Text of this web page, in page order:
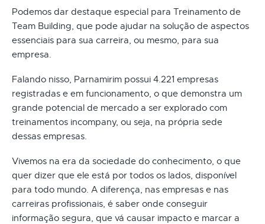
Podemos dar destaque especial para Treinamento de
Team Building, que pode ajudar na solução de aspectos
essenciais para sua carreira, ou mesmo, para sua
empresa.
Falando nisso, Parnamirim possui 4.221 empresas
registradas e em funcionamento, o que demonstra um
grande potencial de mercado a ser explorado com
treinamentos incompany, ou seja, na própria sede
dessas empresas.
Vivemos na era da sociedade do conhecimento, o que
quer dizer que ele está por todos os lados, disponível
para todo mundo. A diferença, nas empresas e nas
carreiras profissionais, é saber onde conseguir
informação segura, que vá causar impacto e marcar a